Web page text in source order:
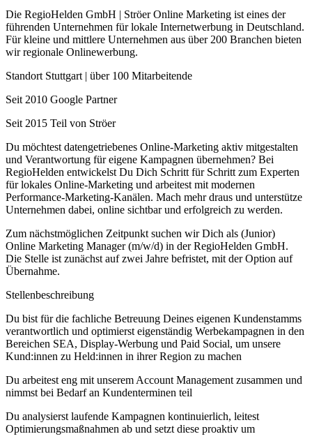
Die RegioHelden GmbH | Ströer Online Marketing ist eines der
führenden Unternehmen für lokale Internetwerbung in Deutschland.
Für kleine und mittlere Unternehmen aus über 200 Branchen bieten
wir regionale Onlinewerbung.
Standort Stuttgart | über 100 Mitarbeitende
Seit 2010 Google Partner
Seit 2015 Teil von Ströer
Du möchtest datengetriebenes Online-Marketing aktiv mitgestalten
und Verantwortung für eigene Kampagnen übernehmen? Bei
RegioHelden entwickelst Du Dich Schritt für Schritt zum Experten
für lokales Online-Marketing und arbeitest mit modernen
Performance-Marketing-Kanälen. Mach mehr draus und unterstütze
Unternehmen dabei, online sichtbar und erfolgreich zu werden.
Zum nächstmöglichen Zeitpunkt suchen wir Dich als (Junior)
Online Marketing Manager (m/w/d) in der RegioHelden GmbH.
Die Stelle ist zunächst auf zwei Jahre befristet, mit der Option auf
Übernahme.
Stellenbeschreibung
Du bist für die fachliche Betreuung Deines eigenen Kundenstamms
verantwortlich und optimierst eigenständig Werbekampagnen in den
Bereichen SEA, Display-Werbung und Paid Social, um unsere
Kund:innen zu Held:innen in ihrer Region zu machen
Du arbeitest eng mit unserem Account Management zusammen und
nimmst bei Bedarf an Kundenterminen teil
Du analysierst laufende Kampagnen kontinuierlich, leitest
Optimierungsmaßnahmen ab und setzt diese proaktiv um